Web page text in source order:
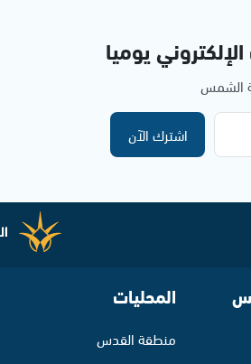
يوميا
الشمس
اشترك الآن
المحليات
منطقة القدس